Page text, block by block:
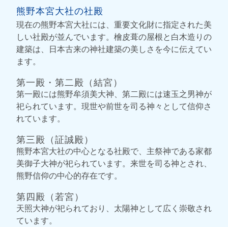
熊野本宮大社の社殿
現在の熊野本宮大社には、重要文化財に指定された美
しい社殿が並んでいます。檜皮葺の屋根と白木造りの
建築は、日本古来の神社建築の美しさを今に伝えてい
ます。
第一殿・第二殿（結宮）
第一殿には熊野牟須美大神、第二殿には速玉之男神が
祀られています。現世や前世を司る神々として信仰さ
れています。
第三殿（証誠殿）
熊野本宮大社の中心となる社殿で、主祭神である家都
美御子大神が祀られています。来世を司る神とされ、
熊野信仰の中心的存在です。
第四殿（若宮）
天照大神が祀られており、太陽神として広く崇敬され
ています。